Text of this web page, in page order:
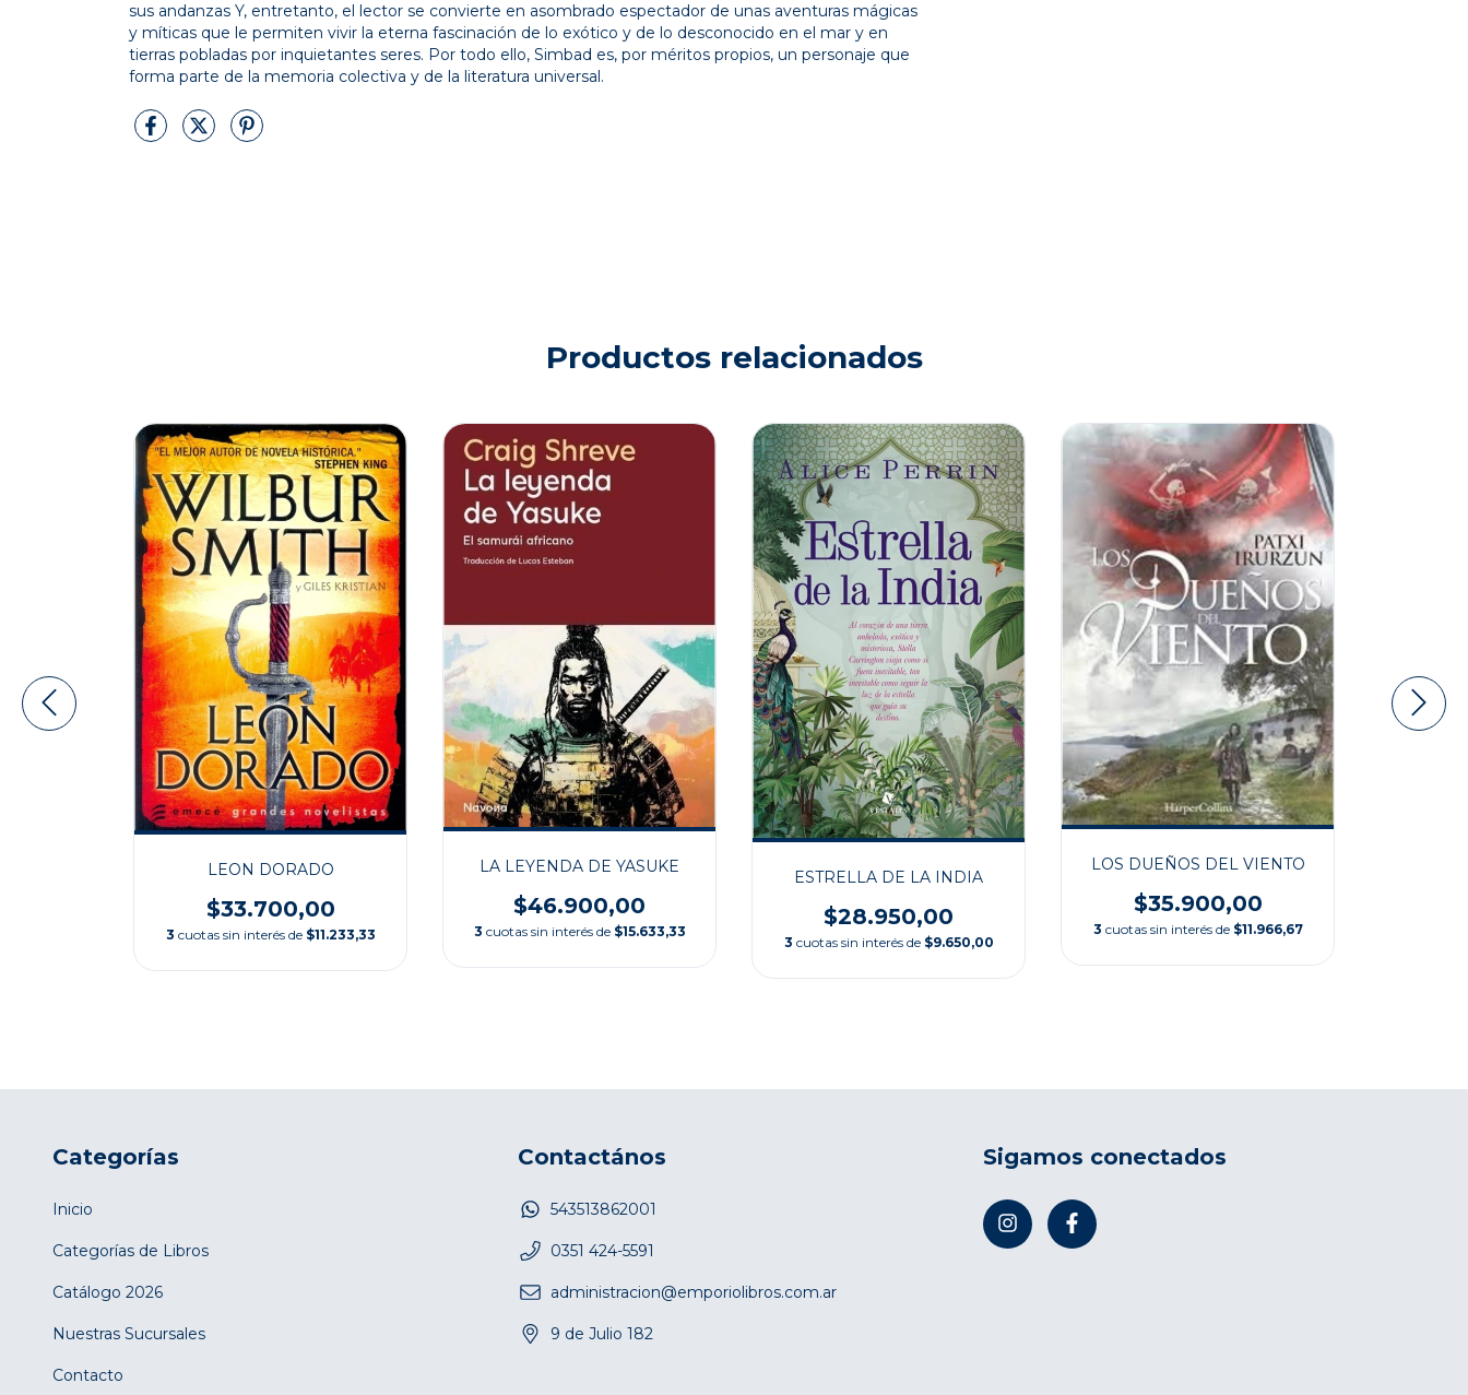
sus andanzas Y, entretanto, el lector se convierte en asombrado espectador de unas aventuras mágicas
y míticas que le permiten vivir la eterna fascinación de lo exótico y de lo desconocido en el mar y en
tierras pobladas por inquietantes seres. Por todo ello, Simbad es, por méritos propios, un personaje que
forma parte de la memoria colectiva y de la literatura universal.
Productos relacionados
LEON DORADO
$33.700,00
3 cuotas sin interés de $11.233,33
LA LEYENDA DE YASUKE
$46.900,00
3 cuotas sin interés de $15.633,33
ESTRELLA DE LA INDIA
$28.950,00
3 cuotas sin interés de $9.650,00
LOS DUEÑOS DEL VIENTO
$35.900,00
3 cuotas sin interés de $11.966,67
Categorías
Inicio
Categorías de Libros
Catálogo 2026
Nuestras Sucursales
Contacto
Contactános
543513862001
0351 424-5591
administracion@emporiolibros.com.ar
9 de Julio 182
Sigamos conectados